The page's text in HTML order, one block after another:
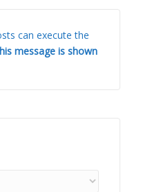
can execute the
message is shown